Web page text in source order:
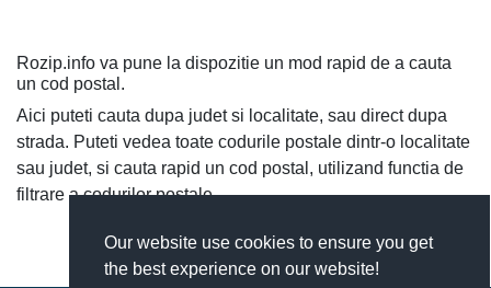
Our website use cookies to ensure you get
the best experience on our website!
Rozip.info va pune la dispozitie un mod rapid de a cauta
un cod postal.
Aici puteti cauta dupa judet si localitate, sau direct dupa
strada. Puteti vedea toate codurile postale dintr-o localitate
sau judet, si cauta rapid un cod postal, utilizand functia de
filtrare a codurilor postale.